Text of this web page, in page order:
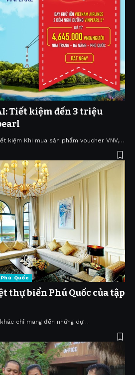
Tiết kiệm đến 3 triệu
kiệm Khi mua sản phẩm voucher VNV,…
Quốc
thự biển Phú Quốc của tập
chỉ mang đến những dự…